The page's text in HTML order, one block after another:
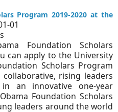
Program 2019-2020 at the
01
Foundation Scholars
can apply to the University
Scholars Program
rising leaders
an innovative one-year
Foundation Scholars
leaders around the world